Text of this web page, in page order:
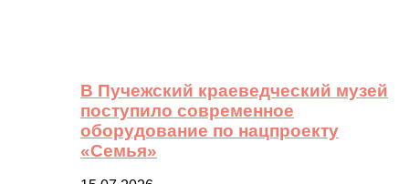
В Пучежский краеведческий музей
поступило современное
оборудование по нацпроекту
«Семья»